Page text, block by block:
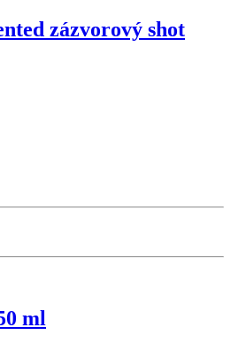
zázvorový shot
ml